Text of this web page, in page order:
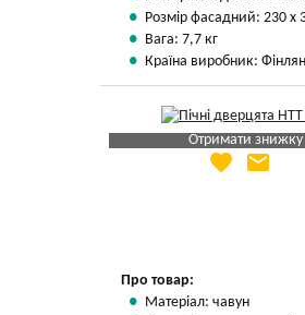
Розмір фасадний: 230 х
Вага: 7,7 кг
Країна виробник:
Отримати знижку
Яка Ваша ціна
favorite email
Про товар:
Матеріал: чавун